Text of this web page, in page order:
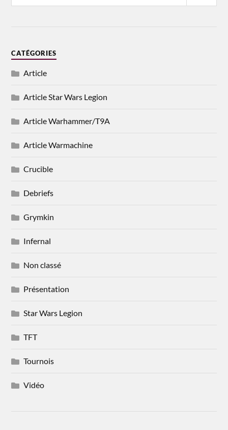
CATÉGORIES
Article
Article Star Wars Legion
Article Warhammer/T9A
Article Warmachine
Crucible
Debriefs
Grymkin
Infernal
Non classé
Présentation
Star Wars Legion
TFT
Tournois
Vidéo